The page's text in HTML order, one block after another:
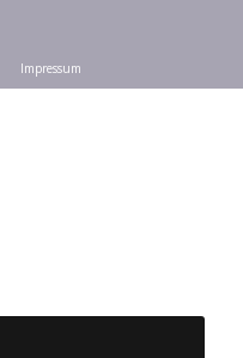
Impressum